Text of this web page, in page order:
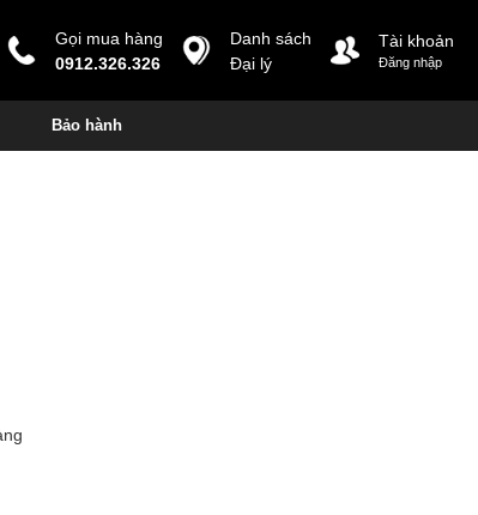
Gọi mua hàng
0912.326.326
Danh sách
Đại lý
Tài khoản
Đăng nhập
Bảo hành